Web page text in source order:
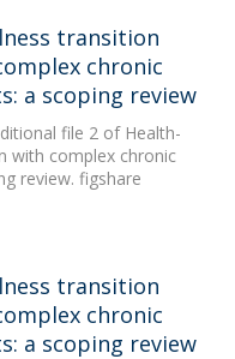
transition
chronic
a scoping review
file 2 of Health-
with complex chronic
review. figshare
transition
chronic
a scoping review